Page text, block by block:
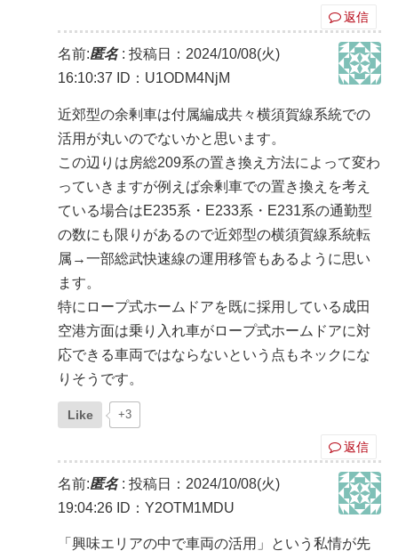
返信
名前:匿名: 投稿日：2024/10/08(火)
16:10:37
ID：U1ODM4NjM
近郊型の余剰車は付属編成共々横須賀線系統での
活用が丸いのでないかと思います。
この辺りは房総209系の置き換え方法によって変わ
っていきますが例えば余剰車での置き換えを考え
ている場合はE235系・E233系・E231系の通勤型
の数にも限りがあるので近郊型の横須賀線系統転
属→一部総武快速線の運用移管もあるように思い
ます。
特にロープ式ホームドアを既に採用している成田
空港方面は乗り入れ車がロープ式ホームドアに対
応できる車両ではならないという点もネックにな
りそうです。
Like +3
返信
名前:匿名: 投稿日：2024/10/08(火)
19:04:26 ID：Y2OTM1MDU
「興味エリアの中で車両の活用」という私情が先